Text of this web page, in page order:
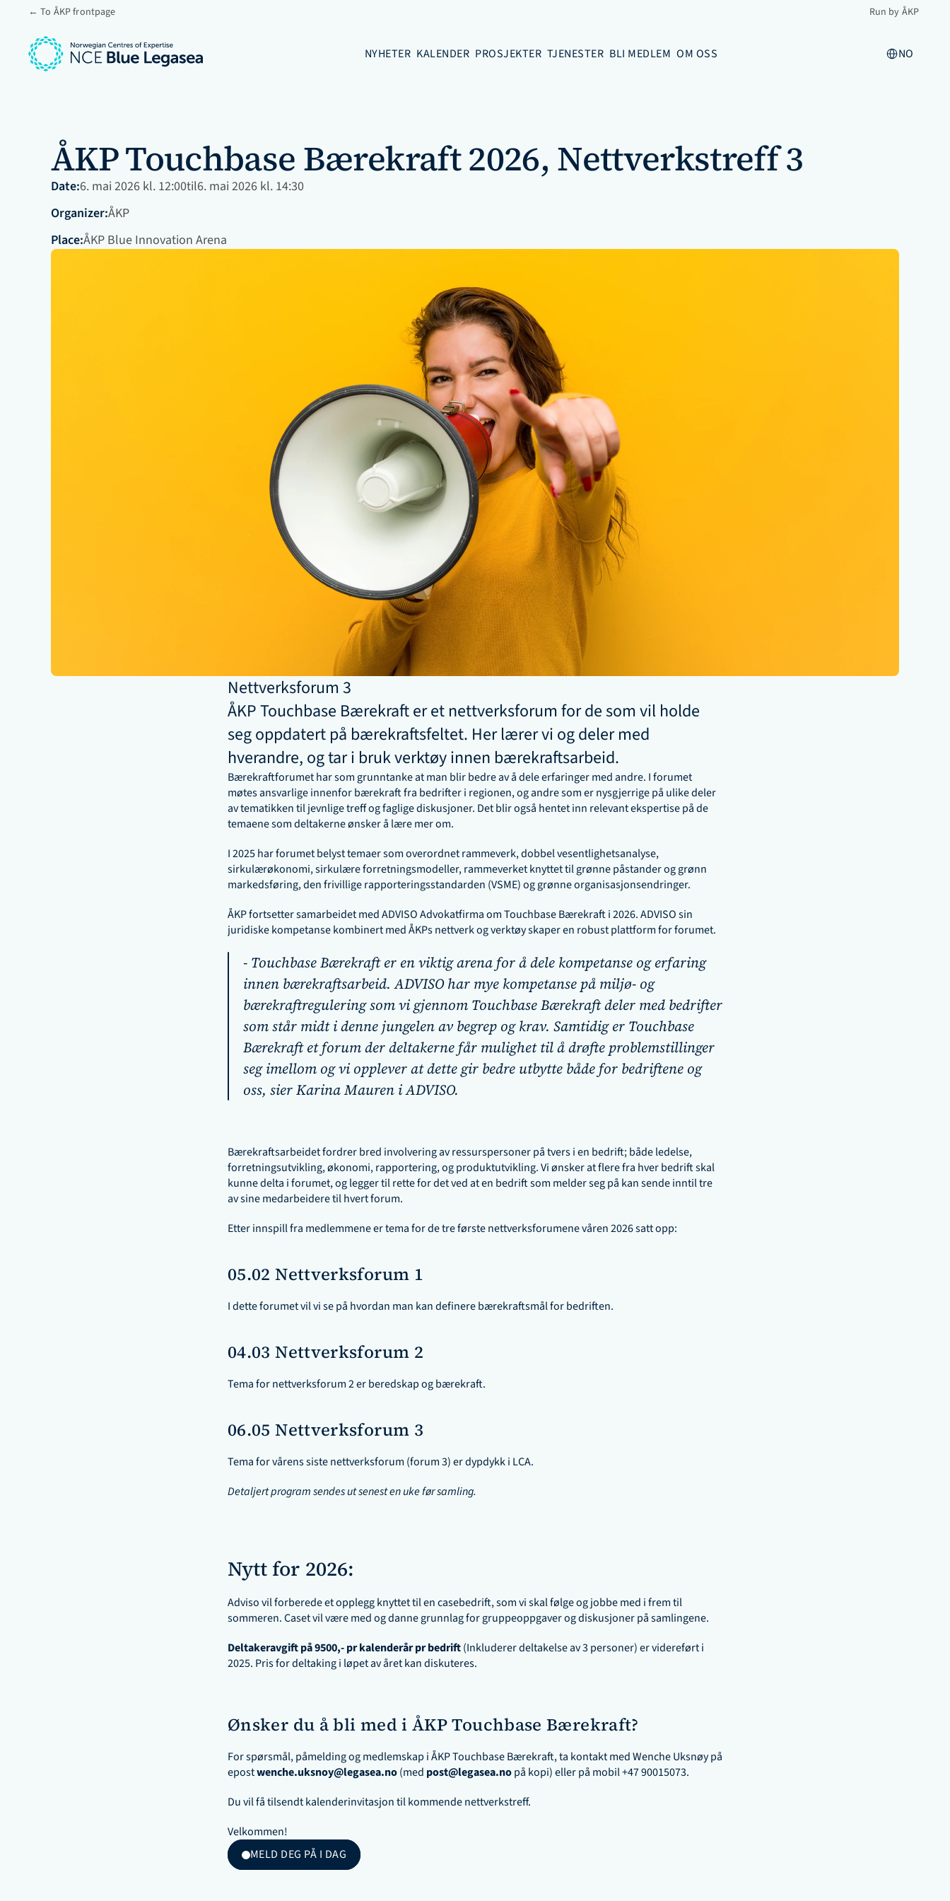
← To ÅKP frontpage Run by ÅKP
NYHETER KALENDER PROSJEKTER TJENESTER BLI MEDLEM OM OSS NO
ÅKP Touchbase Bærekraft 2026, Nettverkstreff 3
Date:6. mai 2026 kl. 12:00til6. mai 2026 kl. 14:30
Organizer:ÅKP
Place:ÅKP Blue Innovation Arena
Nettverksforum 3
ÅKP Touchbase Bærekraft er et nettverksforum for de som vil holde
seg oppdatert på bærekraftsfeltet. Her lærer vi og deler med
hverandre, og tar i bruk verktøy innen bærekraftsarbeid.
Bærekraftforumet har som grunntanke at man blir bedre av å dele erfaringer med andre. I forumet
møtes ansvarlige innenfor bærekraft fra bedrifter i regionen, og andre som er nysgjerrige på ulike deler
av tematikken til jevnlige treff og faglige diskusjoner. Det blir også hentet inn relevant ekspertise på de
temaene som deltakerne ønsker å lære mer om.
I 2025 har forumet belyst temaer som overordnet rammeverk, dobbel vesentlighetsanalyse,
sirkulærøkonomi, sirkulære forretningsmodeller, rammeverket knyttet til grønne påstander og grønn
markedsføring, den frivillige rapporteringsstandarden (VSME) og grønne organisasjonsendringer.
ÅKP fortsetter samarbeidet med ADVISO Advokatfirma om Touchbase Bærekraft i 2026. ADVISO sin
juridiske kompetanse kombinert med ÅKPs nettverk og verktøy skaper en robust plattform for forumet.
- Touchbase Bærekraft er en viktig arena for å dele kompetanse og erfaring
innen bærekraftsarbeid. ADVISO har mye kompetanse på miljø- og
bærekraftregulering som vi gjennom Touchbase Bærekraft deler med bedrifter
som står midt i denne jungelen av begrep og krav. Samtidig er Touchbase
Bærekraft et forum der deltakerne får mulighet til å drøfte problemstillinger
seg imellom og vi opplever at dette gir bedre utbytte både for bedriftene og
oss, sier Karina Mauren i ADVISO.
Bærekraftsarbeidet fordrer bred involvering av ressurspersoner på tvers i en bedrift; både ledelse,
forretningsutvikling, økonomi, rapportering, og produktutvikling. Vi ønsker at flere fra hver bedrift skal
kunne delta i forumet, og legger til rette for det ved at en bedrift som melder seg på kan sende inntil tre
av sine medarbeidere til hvert forum.
Etter innspill fra medlemmene er tema for de tre første nettverksforumene våren 2026 satt opp:
05.02 Nettverksforum 1
I dette forumet vil vi se på hvordan man kan definere bærekraftsmål for bedriften.
04.03 Nettverksforum 2
Tema for nettverksforum 2 er beredskap og bærekraft.
06.05 Nettverksforum 3
Tema for vårens siste nettverksforum (forum 3) er dypdykk i LCA.
Detaljert program sendes ut senest en uke før samling.
Nytt for 2026:
Adviso vil forberede et opplegg knyttet til en casebedrift, som vi skal følge og jobbe med i frem til
sommeren. Caset vil være med og danne grunnlag for gruppeoppgaver og diskusjoner på samlingene.
Deltakeravgift på 9500,- pr kalenderår pr bedrift (Inkluderer deltakelse av 3 personer) er videreført i
2025. Pris for deltaking i løpet av året kan diskuteres.
Ønsker du å bli med i ÅKP Touchbase Bærekraft?
For spørsmål, påmelding og medlemskap i ÅKP Touchbase Bærekraft, ta kontakt med Wenche Uksnøy på
epost wenche.uksnoy@legasea.no (med post@legasea.no på kopi) eller på mobil +47 90015073.
Du vil få tilsendt kalenderinvitasjon til kommende nettverkstreff.
Velkommen!
MELD DEG PÅ I DAG